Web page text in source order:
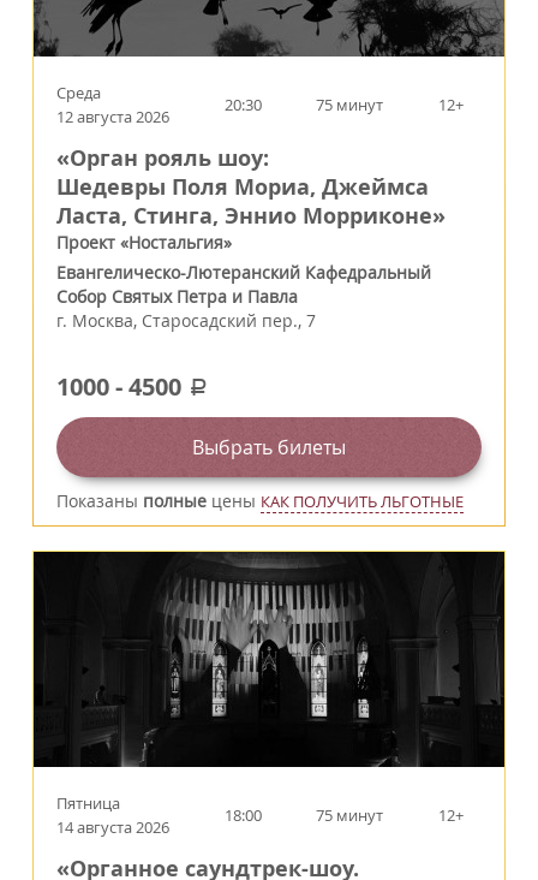
Среда
12 августа 2026
20:30 75 минут 12+
«Орган рояль шоу:
Шедевры Поля Мориа, Джеймса
Ласта, Стинга, Эннио Морриконе»
Проект «Ностальгия»
Евангелическо-Лютеранский Кафедральный
Собор Святых Петра и Павла
г. Москва, Старосадский пер., 7
1000-4500 a
Выбрать билеты
Показаны полные цены КАК ПОЛУЧИТЬ ЛЬГОТНЫЕ
Пятница
14 августа 2026
18:00 75 минут 12+
«Органное саундтрек-шоу.